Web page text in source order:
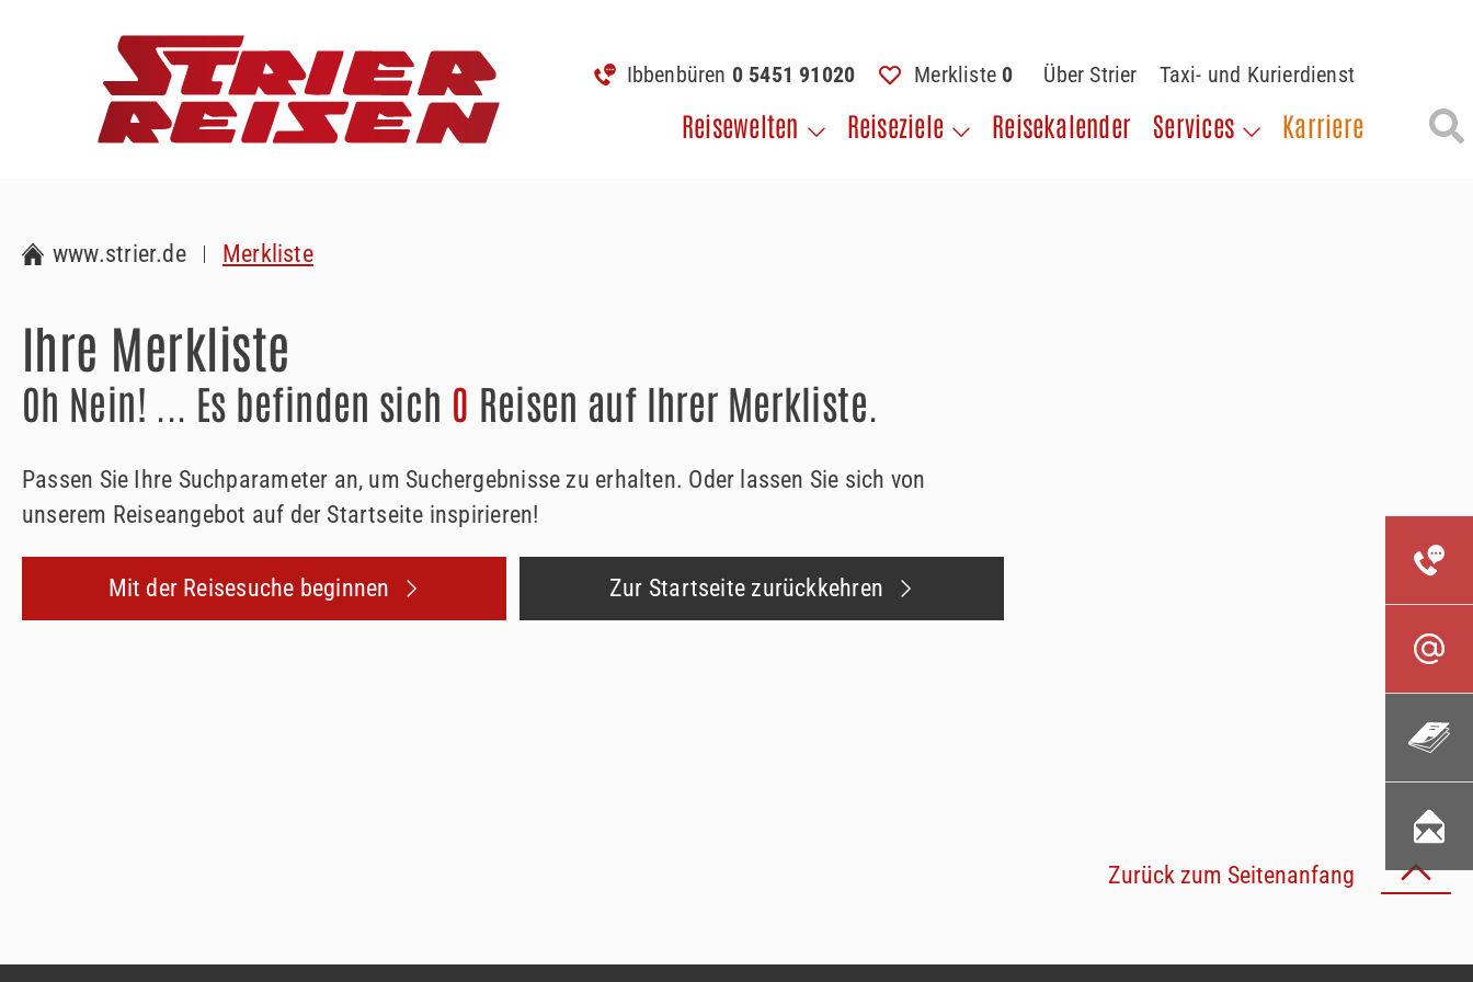
Reisewelten Reiseziele Reisekalender Services Karriere
Über Strier Taxi- und Kurierdienst
Ibbenbüren 0 5451 91020 Merkliste 0
www.strier.de Merkliste
Ihre Merkliste
Oh Nein! ... Es befinden sich 0 Reisen auf Ihrer Merkliste.
Passen Sie Ihre Suchparameter an, um Suchergebnisse zu erhalten. Oder lassen Sie sich von
unserem Reiseangebot auf der Startseite inspirieren!
Mit der Reisesuche beginnen Zur Startseite zurückkehren
Zurück zum Seitenanfang